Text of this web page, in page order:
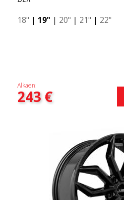
18" | 19" | 20" | 21" | 22"
Alkaen:
243€